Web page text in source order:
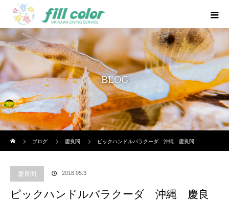
BLOG
ブログ
慶良間 ピックハンドルバラクーダ 沖縄 慶良間
慶良間 2018.05.3
ピックハンドルバラクーダ 沖縄 慶良